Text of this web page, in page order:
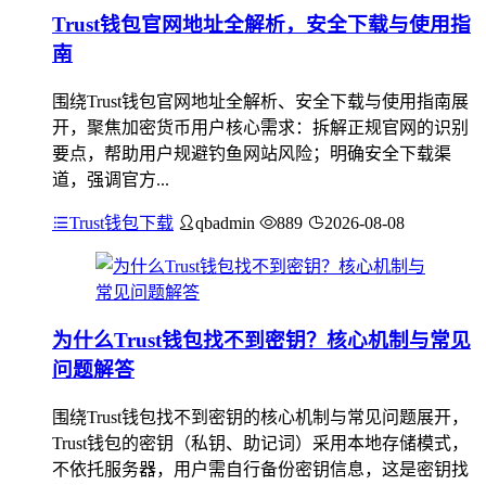
Trust钱包官网地址全解析，安全下载与使用指
南
围绕Trust钱包官网地址全解析、安全下载与使用指南展
开，聚焦加密货币用户核心需求：拆解正规官网的识别
要点，帮助用户规避钓鱼网站风险；明确安全下载渠
道，强调官方...
Trust钱包下载 qbadmin 889 2026-08-08
为什么Trust钱包找不到密钥？核心机制与常见
问题解答
围绕Trust钱包找不到密钥的核心机制与常见问题展开，
Trust钱包的密钥（私钥、助记词）采用本地存储模式，
不依托服务器，用户需自行备份密钥信息，这是密钥找